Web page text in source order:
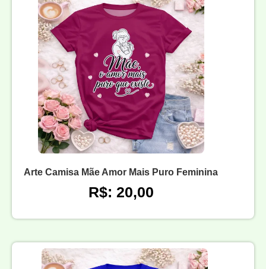
Arte Camisa Mãe Amor Mais Puro Feminina
R$: 20,00